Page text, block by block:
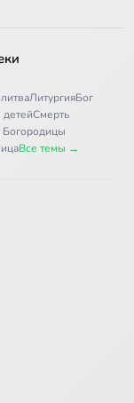
ЛитургияБог
детейСмерть
Все темы →